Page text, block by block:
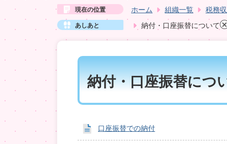
現在の位置 ホーム 組織一覧 税務
あしあと 納付・口座振替について
納付・口座振替につ
口座振替での納付